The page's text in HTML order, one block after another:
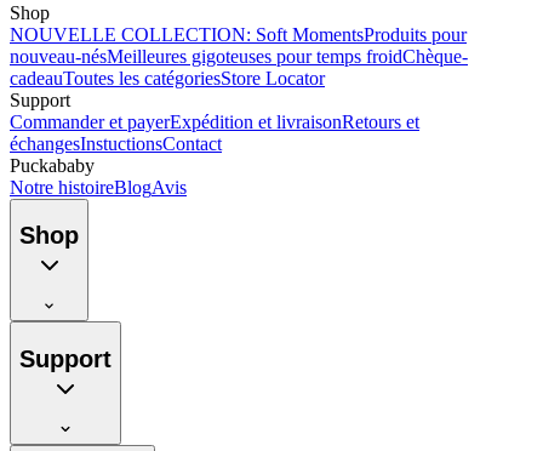
Shop
NOUVELLE COLLECTION: Soft MomentsProduits pour
nouveau-nésMeilleures gigoteuses pour temps froidChèque-
cadeauToutes les catégoriesStore Locator
Support
Commander et payerExpédition et livraisonRetours et
échangesInstuctionsContact
Puckababy
Notre histoireBlogAvis
Shop
Support